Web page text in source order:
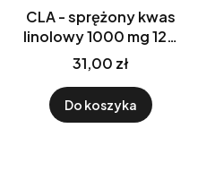
CLA - sprężony kwas
linolowy 1000 mg 120
kaps. Vitalmax
31,00 zł
Do koszyka